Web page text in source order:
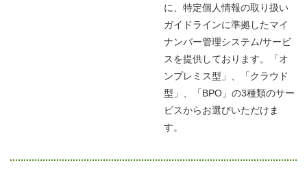
に、特定個人情報の取り扱い
ガイドラインに準拠したマイ
ナンバー管理システム/サービ
スを提供しております。「オ
ンプレミス型」、「クラウド
型」、「BPO」の3種類のサー
ビスからお選びいただけま
す。